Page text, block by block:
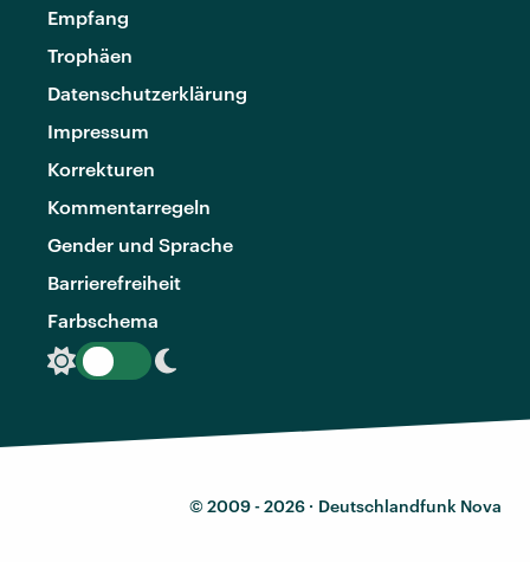
Empfang
Trophäen
Datenschutzerklärung
Impressum
Korrekturen
Kommentarregeln
Gender und Sprache
Barrierefreiheit
Farbschema
© 2009 - 2026 · Deutschlandfunk Nova